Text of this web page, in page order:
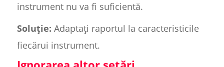
instrument nu va fi suficientă.
Soluție: Adaptați raportul la caracteristicile
fiecărui instrument.